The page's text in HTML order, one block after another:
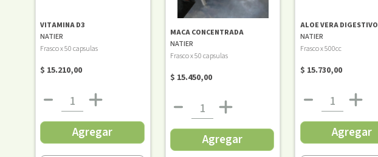
VITAMINA D3
NATIER
Frasco x 50 capsulas
$ 15.210,00
Agregar
MACA CONCENTRADA
NATIER
Frasco x 50 capsulas
$ 15.450,00
Agregar
ALOE VERA DIGESTIVO
NATIER
Frasco x 500cc
$ 15.730,00
Agregar